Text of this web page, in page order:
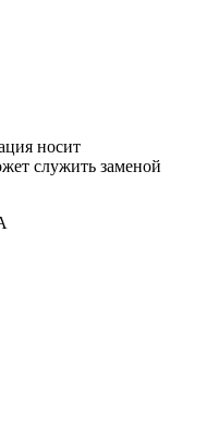
носит
служить заменой